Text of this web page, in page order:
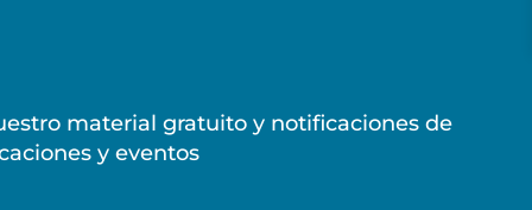
material gratuito y notificaciones de
y eventos